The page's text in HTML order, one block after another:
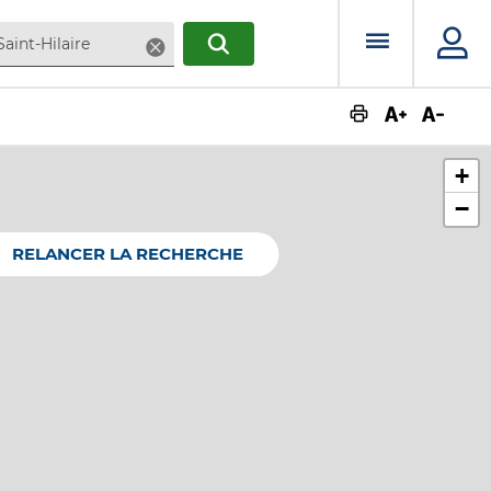
SupprimerRECHERCHERMenu
+
−
RELANCER LA RECHERCHE